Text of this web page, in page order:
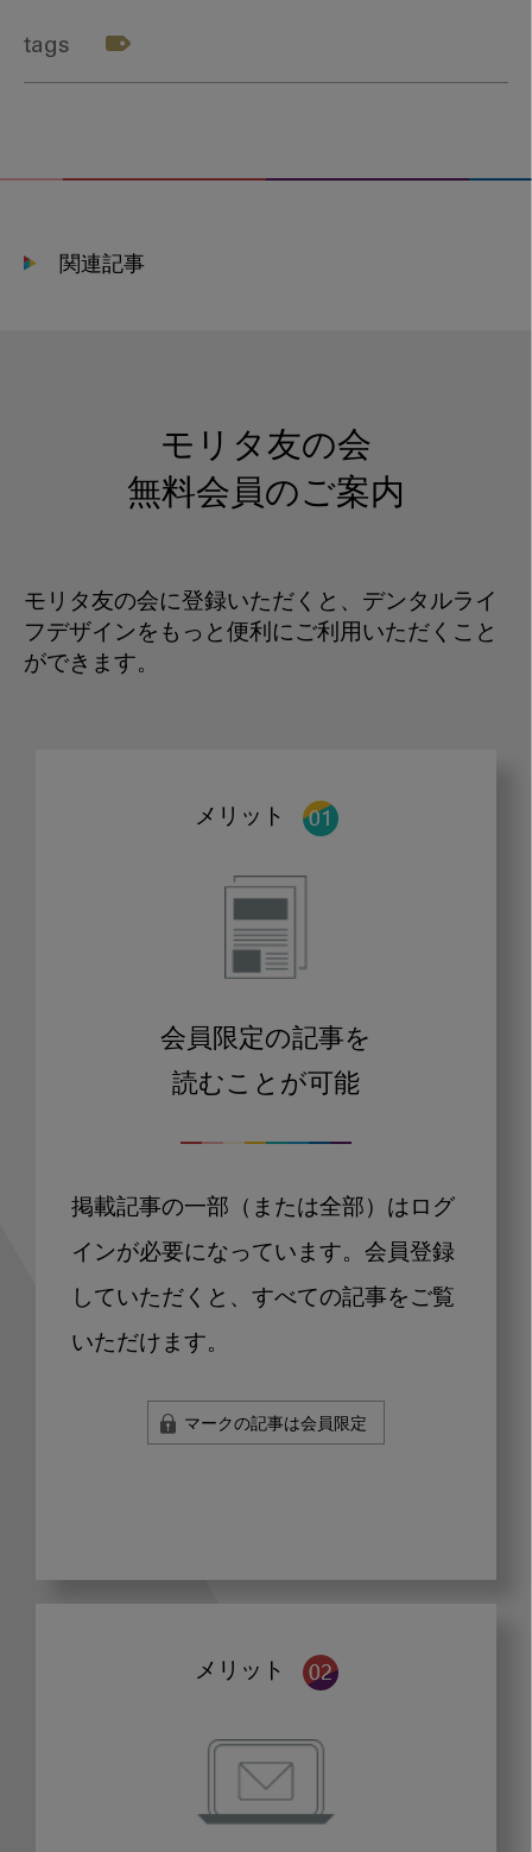
tags
関連記事
モリタ友の会
無料会員のご案内
モリタ友の会に登録いただくと、デンタルライ
フデザインをもっと便利にご利用いただくこと
ができます。
メリット
会員限定の記事を
読むことが可能
掲載記事の一部（または全部）はログ
インが必要になっています。会員登録
していただくと、すべての記事をご覧
いただけます。
マークの記事は会員限定
メリット